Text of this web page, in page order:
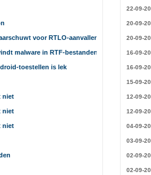
voor RTLO-aanvallen
malware in RTF-bestanden
toestellen is lek
niet
niet
niet
22-09-
20-09-
20-09-
16-09-
16-09-
15-09-
12-09-
12-09-
04-09-
03-09-
02-09-
02-09-